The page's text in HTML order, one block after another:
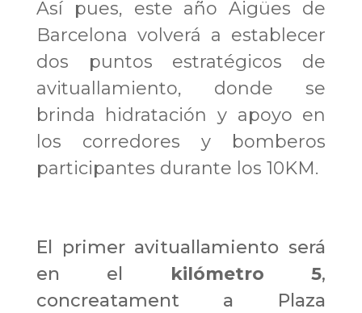
Así pues, este año Aigües de
Barcelona volverá a establecer
dos puntos estratégicos de
avituallamiento, donde se
brinda hidratación y apoyo en
los corredores y bomberos
participantes durante los 10KM.
El primer avituallamiento será
en el kilómetro 5,
concreatament a Plaza